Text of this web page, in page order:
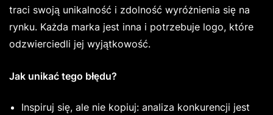
traci swoją unikalność i zdolność wyróżnienia się na
rynku. Każda marka jest inna i potrzebuje logo, które
odzwierciedli jej wyjątkowość.
Jak unikać tego błędu?
Inspiruj się, ale nie kopiuj: analiza konkurencji jest